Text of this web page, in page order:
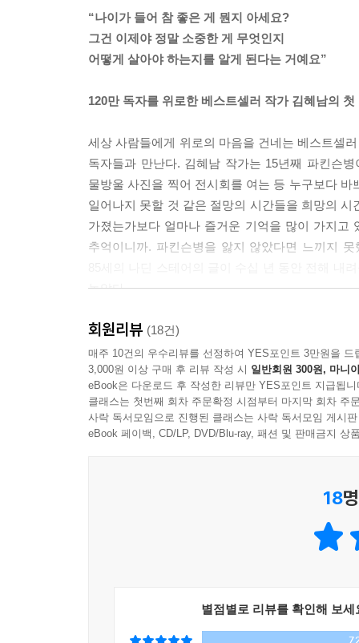
“나이가 들어 참 좋은 게 뭔지 아세요?
그건 이제야 정말 소중한 게 무엇인지
어떻게 살아야 하는지를 알게 된다는 거예요”
120만 독자를 위로한 베스트셀러 작가 김혜남의 첫
세상 사람들에게 위로의 마음을 건네는 베스트셀
독자들과 만난다. 김혜남 작가는 15년째 파킨슨
물방울 사진을 찍어 전시회를 여는 등 누구보다
일어나지 못할 것 같은 절망의 시간들을 희망의
가졌는가보다 얼마나 즐거운 기억을 많이 가지고
추억이니까. 파킨슨병을 앓지 않았다면 느끼지
놓았다.
“인생을 다시 시작할 수 있다면
지금보다 더 나은 삶을 살 수 있을까”
일상의 소중함을 일깨워주는 따뜻한 글과 그림
산다는 건 어쩔 수 없이 선택의 연속이다. 하나를
완벽하게 만족스러운 성공적인 삶이 될 것처럼.
회원리뷰 (18건)
매주 10건의 우수리뷰를 선정하여 YES포인트 3만원을 드
3,000원 이상 구매 후 리뷰 작성 시 일반회원 300원, 마니
eBook은 다운로드 후 작성한 리뷰만 YES포인트 지급됩니
클래스는 첫번째 회차 주문확정 시점부터 마지막 회차 주
사락 독서모임으로 진행된 클래스는 사락 독서모임 게시
eBook 페이백, CD/LP, DVD/Blu-ray, 패션 및 판매금지 상
18
별점별로 리뷰를 확인해 보세